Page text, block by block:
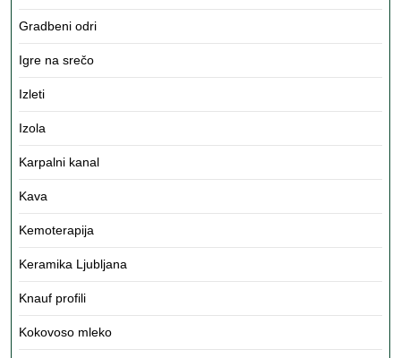
Gradbeni odri
Igre na srečo
Izleti
Izola
Karpalni kanal
Kava
Kemoterapija
Keramika Ljubljana
Knauf profili
Kokovoso mleko